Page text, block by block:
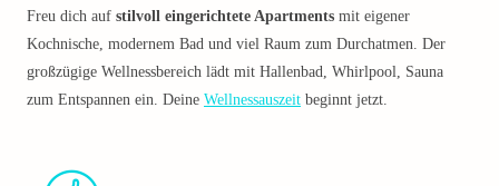
Freu dich auf stilvoll eingerichtete Apartments mit eigener
Kochnische, modernem Bad und viel Raum zum Durchatmen. Der
großzügige Wellnessbereich lädt mit Hallenbad, Whirlpool, Sauna
zum Entspannen ein. Deine Wellnessauszeit beginnt jetzt.